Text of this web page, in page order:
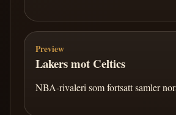
Preview
Lakers mot Celtics
NBA-rivaleri som fortsatt samler